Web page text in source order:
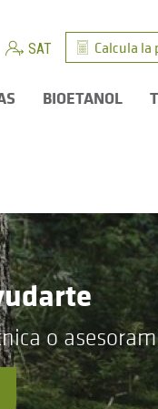
SAT Calcula la
BIOETANOL
o